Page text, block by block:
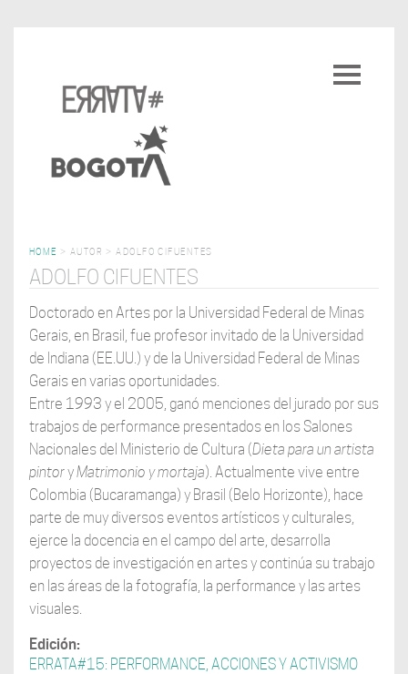
Toggle
HOME > AUTOR > ADOLFO CIFUENTES
ADOLFO CIFUENTES
Doctorado en Artes por la Universidad Federal de Minas
Gerais, en Brasil, fue profesor invitado de la Universidad
de Indiana (EE.UU.) y de la Universidad Federal de Minas
Gerais en varias oportunidades.
Entre 1993 y el 2005, ganó menciones del jurado por sus
trabajos de performance presentados en los Salones
Nacionales del Ministerio de Cultura (Dieta para un artista
pintoryMatrimonio y mortaja). Actualmente vive entre
Colombia (Bucaramanga) y Brasil (Belo Horizonte), hace
parte de muy diversos eventos artísticos y culturales,
ejerce la docencia en el campo del arte, desarrolla
proyectos de investigación en artes y continúa su trabajo
en las áreas de la fotografía, la performance y las artes
visuales.
Edición:
ERRATA#15: PERFORMANCE, ACCIONES Y ACTIVISMO